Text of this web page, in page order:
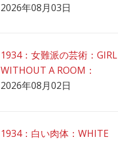
2026年08月03日
1934：女難派の芸術：GIRL
WITHOUT A ROOM：
2026年08月02日
1934：白い肉体：WHITE